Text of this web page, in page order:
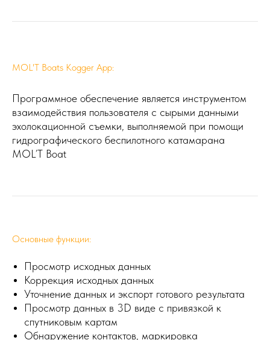
MOL'T Boats Kogger App:
Программное обеспечение является инструментом
взаимодействия пользователя с сырыми данными
эхолокационной съемки, выполняемой при помощи
гидрографического беспилотного катамарана
MOL’T Boat
Основные функции:
Просмотр исходных данных
Коррекция исходных данных
Уточнение данных и экспорт готового результата
Просмотр данных в 3D виде с привязкой к
спутниковым картам
Обнаружение контактов, маркировка